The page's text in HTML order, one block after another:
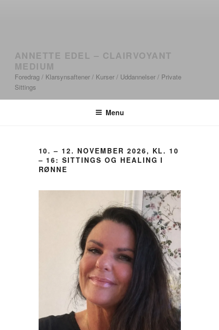
ANNETTE EDEL – CLAIRVOYANT
MEDIUM
Foredrag / Klarsynsaftener / Kurser / Uddannelser / Private
Sittings
Menu
10. – 12. NOVEMBER 2026, KL. 10
– 16: SITTINGS OG HEALING I
RØNNE